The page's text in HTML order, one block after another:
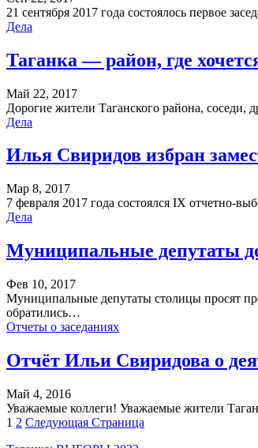
21 сентября 2017 года состоялось первое
Дела
Таганка — район, где
Май 22, 2017
Дорогие жители Таганского района, соседи,
Дела
Илья Свиридов избран
Мар 8, 2017
7 февраля 2017 года состоялся IX
Дела
Муниципальные депутаты
Фев 10, 2017
Муниципальные депутаты столицы просят
обратились…
Отчеты о заседаниях
Отчёт Ильи Свиридова о
Май 4, 2016
Уважаемые коллеги! Уважаемые жители
1 2 Следующая Страница